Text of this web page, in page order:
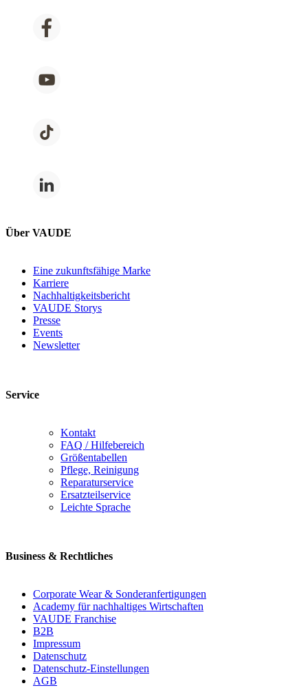
Über VAUDE
Eine zukunftsfähige Marke
Karriere
Nachhaltigkeitsbericht
VAUDE Storys
Presse
Events
Newsletter
Service
Kontakt
FAQ / Hilfebereich
Größentabellen
Pflege, Reinigung
Reparaturservice
Ersatzteilservice
Leichte Sprache
Business & Rechtliches
Corporate Wear & Sonderanfertigungen
Academy für nachhaltiges Wirtschaften
VAUDE Franchise
B2B
Impressum
Datenschutz
Datenschutz-Einstellungen
AGB